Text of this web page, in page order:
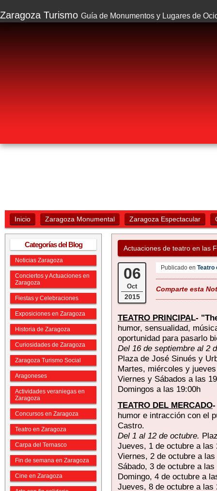
Zaragoza Turismo Guía de Monumentos y Lugares de
Inicio Zaragoza Monumental Zaragoza Espectacular
Categorías del Blog
Noticias Zaragoza
Conciertos y Actuaciones en
Zaragoza
Fiestas y Celebraciones
Exposiciones en Zaragoza
Historia de Zaragoza
Curiosidades de Zaragoza
Zaragoza Turismo Social
Aragoneses
Actividades veraniegas en
Zaragoza
Concursos en Zaragoza
Teatro en Zaragoza
Carpa del Ternasco
Fin de semana en Zaragoza
Cine en Zaragoza
Actuaciones de teatro en las
06
Oct
2015
Publicado en Teatro
Comparte esta
TEATRO PRINCIPAL-
humor, sensualidad,
oportunidad para pasarlo
Del 16 de septiembre al 2
Plaza de José Sinués y
Martes, miércoles y
Viernes y Sábados a las
Domingos a las 19:00h
TEATRO DEL MERCADO
humor e intracción con el
Castro.
Del 1 al 12 de octubre.
Jueves, 1 de octubre a las
Viernes, 2 de octubre a las
Sábado, 3 de octubre a las
Domingo, 4 de octubre a
Jueves, 8 de octubre a las